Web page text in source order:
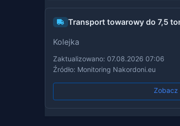
Transport towarowy do 7,5
Kolejka
Zaktualizowano: 07.08.2026 07:06
Źródło: Monitoring Nakordoni.eu
Zobacz